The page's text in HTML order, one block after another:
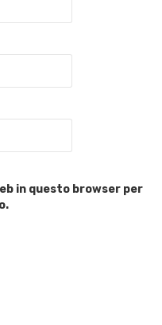
in questo browser per